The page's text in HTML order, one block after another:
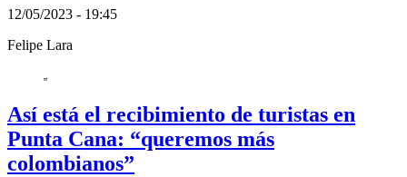
12/05/2023 - 19:45
Felipe Lara
Así está el recibimiento de turistas en
Punta Cana: “queremos más
colombianos”